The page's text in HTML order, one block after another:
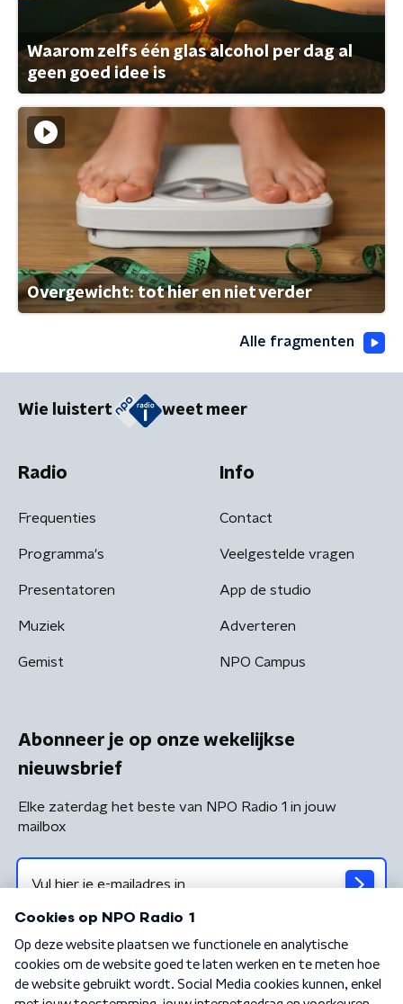
Waarom zelfs één glas alcohol per dag al
geen goed idee is
Overgewicht: tot hier en niet verder
Alle fragmenten
Wie luistert weet meer
Radio
Frequenties
Programma's
Presentatoren
Muziek
Gemist
Info
Contact
Veelgestelde vragen
App de studio
Adverteren
NPO Campus
Abonneer je op onze wekelijkse
nieuwsbrief
Elke zaterdag het beste van NPO Radio 1 in jouw
mailbox
Algemene voorwaarden